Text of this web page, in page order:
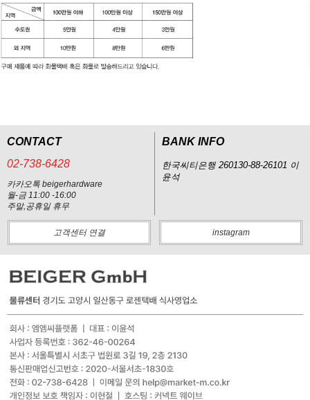
CONTACT
02-738-6428
카카오톡 beigerhardware
월-금 11:00 -16:00
주말,공휴일 휴무
BANK INFO
한국씨티은행 260130-88-26101 이
윤석
고객센터 연결 instagram